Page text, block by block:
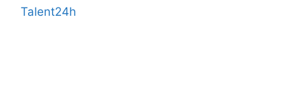
Talent24h